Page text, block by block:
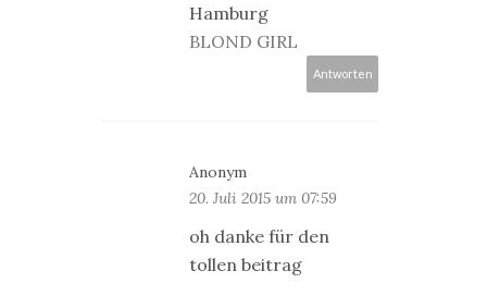
Hamburg
BLOND GIRL
Antworten
Anonym
20. Juli 2015 um 07:59
oh danke für den
tollen beitrag